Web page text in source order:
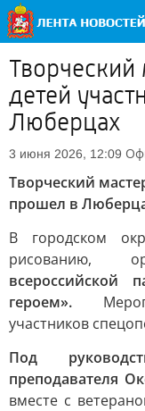
Творческий
детей
Люберцах
3 июня 2026, 12:09
Творческий
прошел в
В городском
рисованию,
всероссийской
героем».
участников
Под
преподавателя
вместе с